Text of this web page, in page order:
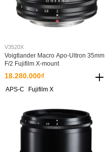
V3520X
Voigtlander Macro Apo-Ultron 35mm
F/2 Fujifilm X-mount
18.280.000₫
APS-C Fujifilm X